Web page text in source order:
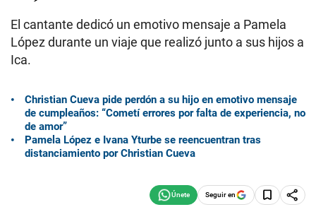
El cantante dedicó un emotivo mensaje a Pamela
López durante un viaje que realizó junto a sus hijos a
Ica.
Christian Cueva pide perdón a su hijo en emotivo mensaje
de cumpleaños: “Cometí errores por falta de experiencia, no
de amor”
Pamela López e Ivana Yturbe se reencuentran tras
distanciamiento por Christian Cueva
Seguir en